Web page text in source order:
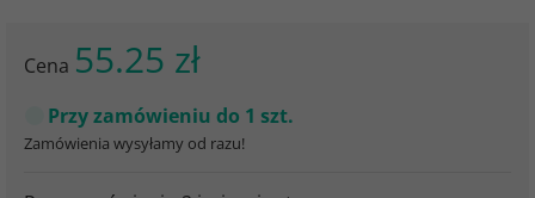
Cena 55.25 zł
Przy zamówieniu do 1 szt.
Zamówienia wysyłamy od razu!